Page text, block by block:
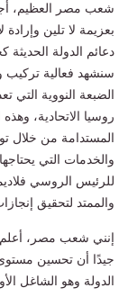
شعب مصر العظيم،
بعزيمة لا تلين
دعائم الدولة الحديثة
سنشهد فعالية تركيب
الضبعة النووية التي
روسيا الاتحادية،
المستدامة من خلال
والخدمات التي
للرئيس الروسي
والممتد لتحقيق
إنني شعب مصر، أعلم
جيدًا أن تحسين
الدولة وهو الشاغل